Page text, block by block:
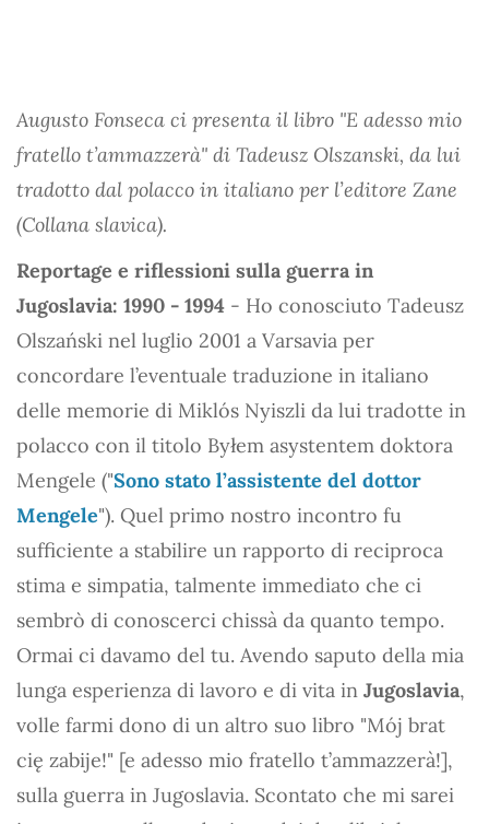
Augusto Fonseca ci presenta il libro "E adesso mio
fratello t’ammazzerà" di Tadeusz Olszanski, da lui
tradotto dal polacco in italiano per l’editore Zane
(Collana slavica).
Reportage e riflessioni sulla guerra in
Jugoslavia: 1990 - 1994 - Ho conosciuto Tadeusz
Olszański nel luglio 2001 a Varsavia per
concordare l’eventuale traduzione in italiano
delle memorie di Miklós Nyiszli da lui tradotte in
polacco con il titolo Byłem asystentem doktora
Mengele ("Sono stato l’assistente del dottor
Mengele"). Quel primo nostro incontro fu
sufficiente a stabilire un rapporto di reciproca
stima e simpatia, talmente immediato che ci
sembrò di conoscerci chissà da quanto tempo.
Ormai ci davamo del tu. Avendo saputo della mia
lunga esperienza di lavoro e di vita in Jugoslavia,
volle farmi dono di un altro suo libro "Mój brat
cię zabije!" [e adesso mio fratello t’ammazzerà!],
sulla guerra in Jugoslavia. Scontato che mi sarei